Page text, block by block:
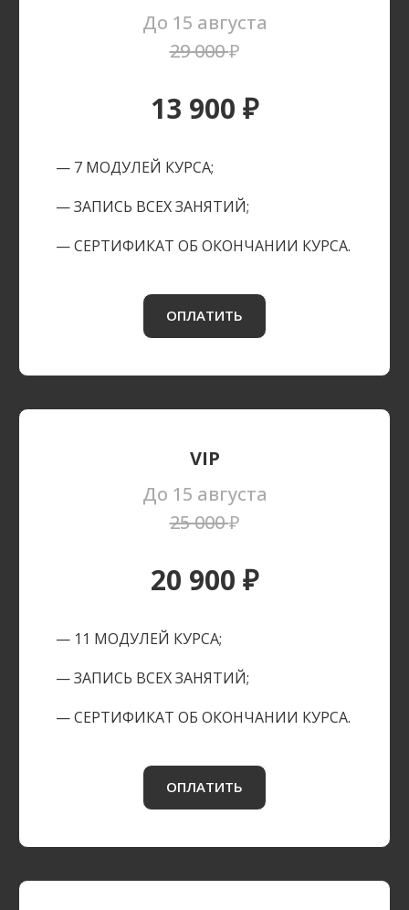
До 15 августа
29 000₽
13 900 ₽
— 7 МОДУЛЕЙ КУРСА;
— ЗАПИСЬ ВСЕХ ЗАНЯТИЙ;
— СЕРТИФИКАТ ОБ ОКОНЧАНИИ КУРСА.
ОПЛАТИТЬ
VIP
До 15 августа
25 000₽
20 900 ₽
— 11 МОДУЛЕЙ КУРСА;
— ЗАПИСЬ ВСЕХ ЗАНЯТИЙ;
— СЕРТИФИКАТ ОБ ОКОНЧАНИИ КУРСА.
ОПЛАТИТЬ